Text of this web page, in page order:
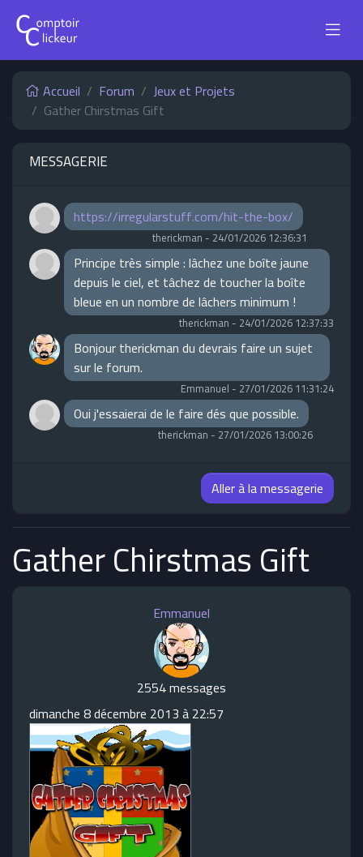
Accueil Forum
Jeux et Projets
Gather Chirstmas Gift
MESSAGERIE
https://irregularstuff.com/hit-the-box/
therickman - 24/01/2026 12:36:31
Principe très simple : lâchez une boîte jaune
depuis le ciel, et tâchez de toucher la boîte
bleue en un nombre de lâchers minimum !
therickman - 24/01/2026 12:37:33
Bonjour therickman du devrais faire un sujet
sur le forum.
Emmanuel - 27/01/2026 11:31:24
Oui j'essaierai de le faire dés que possible.
therickman - 27/01/2026 13:00:26
Aller à la messagerie
Gather Chirstmas Gift
Emmanuel
2554 messages
dimanche 8 décembre 2013 à 22:57